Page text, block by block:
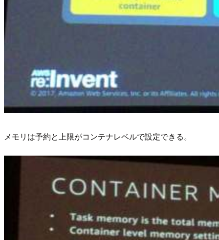
メモリは予約と上限がコンテナレベルで設定できる。